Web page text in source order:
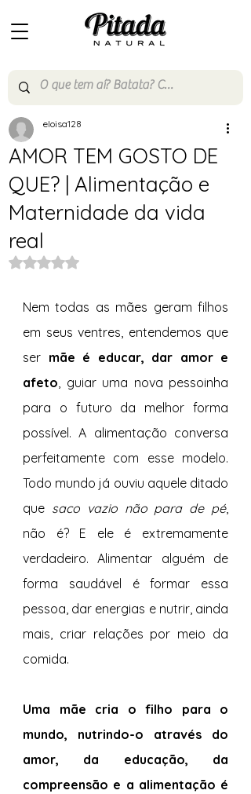
AMOR TEM GOSTO DE
QUE? | Alimentação e
Maternidade da vida
real
eloisa128
Avaliado com NaN de 5 estrelas.
Nem todas as mães geram filhos
em seus ventres, entendemos que
ser mãe é educar, dar amor e
afeto, guiar uma nova pessoinha
para o futuro da melhor forma
possível. A alimentação conversa
perfeitamente com esse modelo.
Todo mundo já ouviu aquele ditado
que saco vazio não para de pé,
não é? E ele é extremamente
verdadeiro. Alimentar alguém de
forma saudável é formar essa
pessoa, dar energias e nutrir, ainda
mais, criar relações por meio da
comida.
Uma mãe cria o filho para o
mundo, nutrindo-o através do
amor, da educação, da
compreensão e a alimentação é